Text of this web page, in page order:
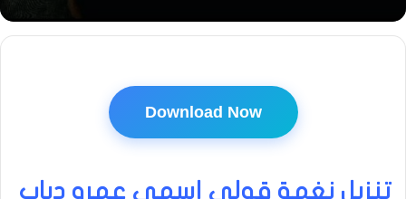
Download Now
تنزيل نغمة قولي إسمي عمرو دياب